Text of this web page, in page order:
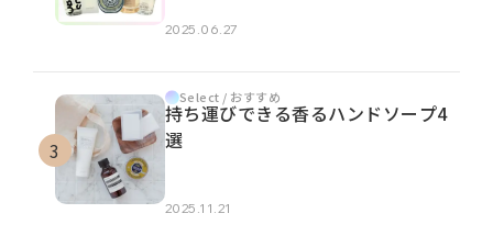
2025.06.27
Select / おすすめ
持ち運びできる香るハンドソープ4
選
2025.11.21